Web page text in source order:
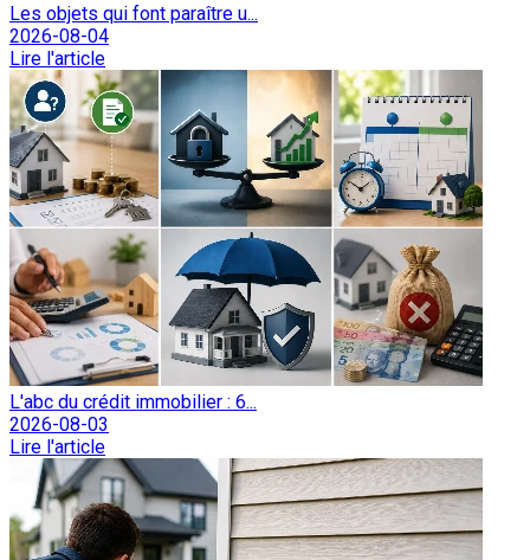
Les objets qui font paraître u...
2026-08-04
Lire l'article
L'abc du crédit immobilier : 6...
2026-08-03
Lire l'article